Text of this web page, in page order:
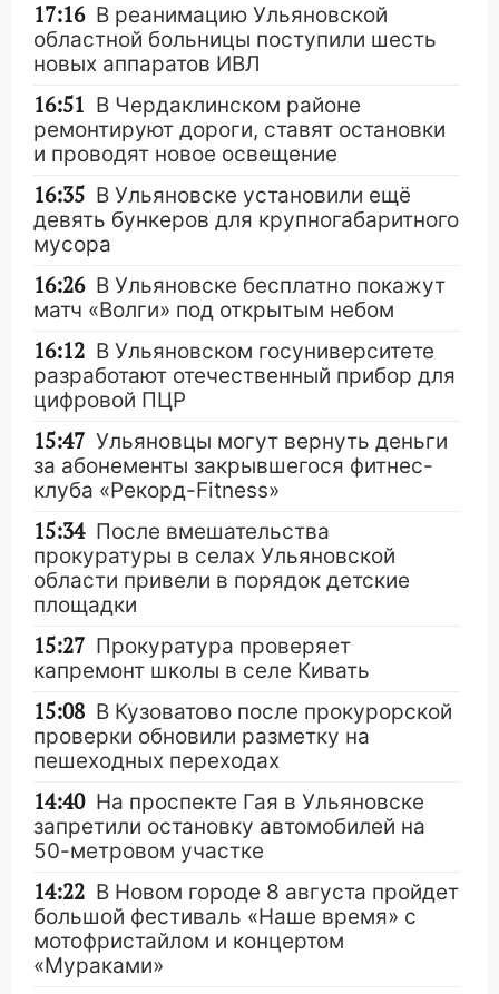
17:16 В реанимацию Ульяновской
областной больницы поступили шесть
новых аппаратов ИВЛ
16:51 В Чердаклинском районе
ремонтируют дороги, ставят остановки
и проводят новое освещение
16:35 В Ульяновске установили ещё
девять бункеров для крупногабаритного
мусора
16:26 В Ульяновске бесплатно покажут
матч «Волги» под открытым небом
16:12 В Ульяновском госуниверситете
разработают отечественный прибор для
цифровой ПЦР
15:47 Ульяновцы могут вернуть деньги
за абонементы закрывшегося фитнес-
клуба «Рекорд-Fitness»
15:34 После вмешательства
прокуратуры в селах Ульяновской
области привели в порядок детские
площадки
15:27 Прокуратура проверяет
капремонт школы в селе Кивать
15:08 В Кузоватово после прокурорской
проверки обновили разметку на
пешеходных переходах
14:40 На проспекте Гая в Ульяновске
запретили остановку автомобилей на
50-метровом участке
14:22 В Новом городе 8 августа пройдет
большой фестиваль «Наше время» с
мотофристайлом и концертом
«Мураками»